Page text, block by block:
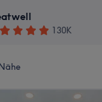
130K